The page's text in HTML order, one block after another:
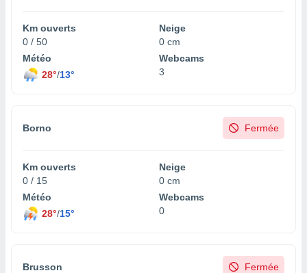
Km ouverts
0 / 50
Neige
0 cm
Météo
28°/13°
Webcams
3
Borno Fermée
Km ouverts
0 / 15
Neige
0 cm
Météo
28°/15°
Webcams
0
Brusson Fermée